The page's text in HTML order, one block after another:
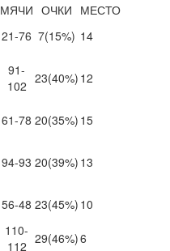
МЯЧИ ОЧКИ МЕСТО
21-76 7(15%) 14
91-
102 23(40%) 12
61-78 20(35%) 15
94-93 20(39%) 13
56-48 23(45%) 10
110-
112 29(46%)6